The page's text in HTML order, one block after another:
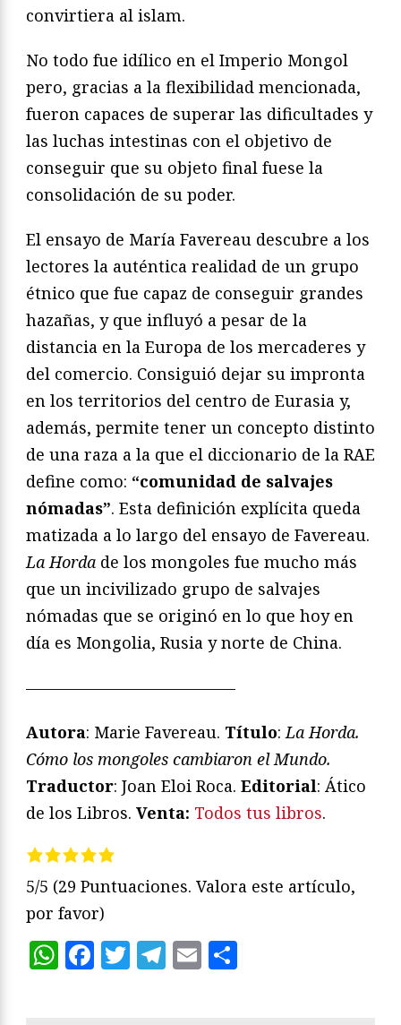
convirtiera al islam.
No todo fue idílico en el Imperio Mongol
pero, gracias a la flexibilidad mencionada,
fueron capaces de superar las dificultades y
las luchas intestinas con el objetivo de
conseguir que su objeto final fuese la
consolidación de su poder.
El ensayo de María Favereau descubre a los
lectores la auténtica realidad de un grupo
étnico que fue capaz de conseguir grandes
hazañas, y que influyó a pesar de la
distancia en la Europa de los mercaderes y
del comercio. Consiguió dejar su impronta
en los territorios del centro de Eurasia y,
además, permite tener un concepto distinto
de una raza a la que el diccionario de la RAE
define como: “comunidad de salvajes
nómadas”. Esta definición explícita queda
matizada a lo largo del ensayo de Favereau.
La Horda de los mongoles fue mucho más
que un incivilizado grupo de salvajes
nómadas que se originó en lo que hoy en
día es Mongolia, Rusia y norte de China.
—————————————
Autora: Marie Favereau. Título: La Horda.
Cómo los mongoles cambiaron el Mundo.
Traductor: Joan Eloi Roca. Editorial: Ático
de los Libros. Venta: Todos tus libros.
5/5 (29 Puntuaciones. Valora este artículo,
por favor)
WhatsApp
Facebook
Twitter
Telegram
Email